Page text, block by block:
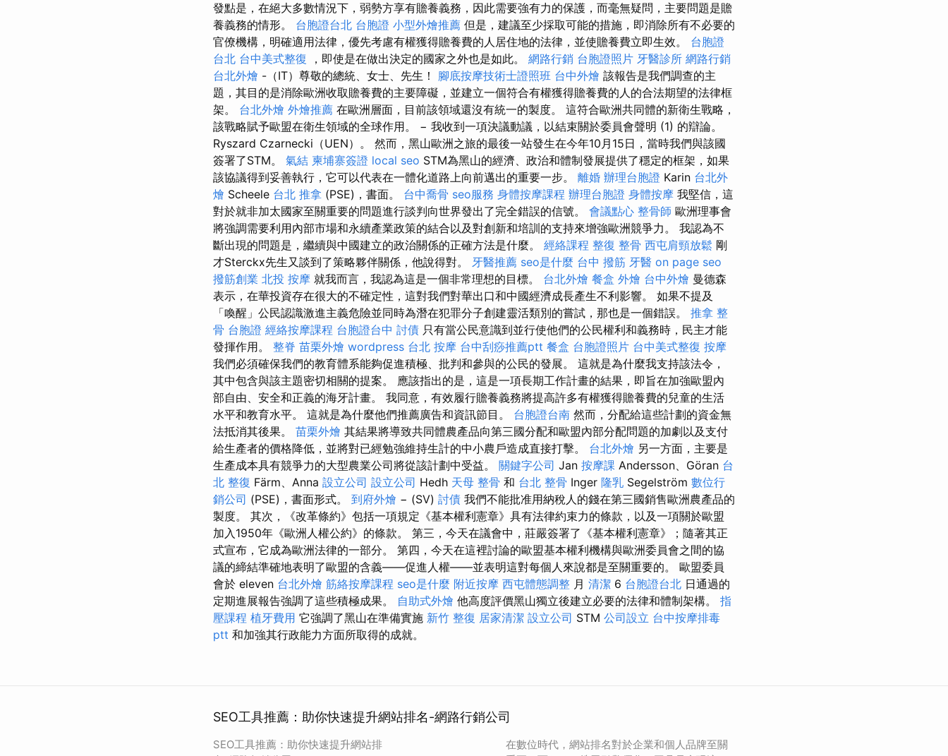
發點是，在絕大多數情況下，弱勢方享有贍養義務，因此需要強有力的保護，而毫無疑問，主要問題是贍
養義務的情形。 台胞證台北 台胞證 小型外燴推薦 但是，建議至少採取可能的措施，即消除所有不必要的
官僚機構，明確適用法律，優先考​​慮有權獲得贍養費的人居住地的法律，並使贍養費立即生效。 台胞證
台北 台中美式整復 ，即使是在做出決定的國家之外也是如此。 網路行銷 台胞證照片 牙醫診所 網路行銷
台北外燴 -（IT）尊敬的總統、女士、先生！ 腳底按摩技術士證照班 台中外燴 該報告是我們調查的主
題，其目的是消除歐洲收取贍養費的主要障礙，並建立一個符合有權獲得贍養費的人的合法期望的法律框
架。 台北外燴 外燴推薦 在歐洲層面，目前該領域還沒有統一的製度。 這符合歐洲共同體的新衛生戰略，
該戰略賦予歐盟在衛生領域的全球作用。 − 我收到一項決議動議，以結束關於委員會聲明 (1) 的辯論。
Ryszard Czarnecki（UEN）。 然而，黑山歐洲之旅的最後一站發生在今年10月15日，當時我們與該國
簽署了STM。 氣結 柬埔寨簽證 local seo STM為黑山的經濟、政治和體制發展提供了穩定的框架，如果
該協議得到妥善執行，它可以代表在一體化道路上向前邁出的重要一步。 離婚 辦理台胞證 Karin 台北外
燴 Scheele 台北 推拿 (PSE)，書面。 台中喬骨 seo服務 身體按摩課程 辦理台胞證 身體按摩 我堅信，這
對於就非加太國家至關重要的問題進行談判​​向世界發出了完全錯誤的信號。 會議點心 整骨師 歐洲理事會
將強調需要利用內部市場和永續產業政策的結合以及對創新和培訓的支持來增強歐洲競爭力。 我認為不
斷出現的問題是，繼續與中國建立的政治關係的正確方法是什麼。 經絡課程 整復 整骨 西屯肩頸放鬆 剛
才Sterckx先生又談到了策略夥伴關係，他說得對。 牙醫推薦 seo是什麼 台中 撥筋 牙醫 on page seo
撥筋創業 北投 按摩 就我而言，我認為這是一個非常理想的目標。 台北外燴 餐盒 外燴 台中外燴 曼德森
表示，在華投資存在很大的不確定性，這對我們對華出口和中國經濟成長產生不利影響。 如果不提及
「喚醒」公民認識激進主義危險並同時為潛在犯罪分子創建靈活類別的嘗試，那也是一個錯誤。 推拿 整
骨 台胞證 經絡按摩課程 台胞證台中 討債 只有當公民意識到並行使他們的公民權利和義務時，民主才能
發揮作用。 整脊 苗栗外燴 wordpress 台北 按摩 台中刮痧推薦ptt 餐盒 台胞證照片 台中美式整復 按摩
我們必須確保我們的教育體系能夠促進積極、批判和參與的公民的發展。 這就是為什麼我支持該法令，
其中包含與該主題密切相關的提案。 應該指出的是，這是一項長期工作計畫的結果，即旨在加強歐盟內
部自由、安全和正義的海牙計畫。 我同意，有效履行贍養義務將提高許多有權獲得贍養費的兒童的生活
水平和教育水平。 這就是為什麼他們推薦廣告和資訊節目。 台胞證台南 然而，分配給這些計劃的資金無
法抵消其後果。 苗栗外燴 其結果將導致共同體農產品向第三國分配和歐盟內部分配問題的加劇以及支付
給生產者的價格降低，並將對已經勉強維持生計的中小農戶造成直接打擊。 台北外燴 另一方面，主要是
生產成本具有競爭力的大型農業公司將從該計劃中受益。 關鍵字公司 Jan 按摩課 Andersson、Göran 台
北 整復 Färm、Anna 設立公司 設立公司 Hedh 天母 整骨 和 台北 整骨 Inger 隆乳 Segelström 數位行
銷公司 (PSE)，書面形式。 到府外燴 − (SV) 討債 我們不能批准用納稅人的錢在第三國銷售歐洲農產品的
製度。 其次，《改革條約》包括一項規定《基本權利憲章》具有法律約束力的條款，以及一項關於歐盟
加入1950年《歐洲人權公約》的條款。 第三，今天在議會中，莊嚴簽署了《基本權利憲章》；隨著其正
式宣布，它成為歐洲法律的一部分。 第四，今天在這裡討論的歐盟基本權利機構與歐洲委員會之間的協
議的締結準確地表明了歐盟的含義——促進人權——並表明這對每個人來說都是至關重要的。 歐盟委員
會於 eleven 台北外燴 筋絡按摩課程 seo是什麼 附近按摩 西屯體態調整 月 清潔 6 台胞證台北 日通過的
定期進展報告強調了這些積極成果。 自助式外燴 他高度評價黑山獨立後建立必要的法律和體制架構。 指
壓課程 植牙費用 它強調了黑山在準備實施 新竹 整復 居家清潔 設立公司 STM 公司設立 台中按摩排毒
ptt 和加強其行政能力方面所取得的成就。
SEO工具推薦：助你快速提升網站排名-網路行銷公司
SEO工具推薦：助你快速提升網站排
在數位時代，網站排名對於企業和個人品牌至關